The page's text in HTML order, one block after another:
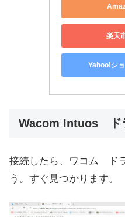
楽天
Yahoo!シ
Wacom Intuos ド
接続したら、ワコム ド
う。すぐ見つかります。